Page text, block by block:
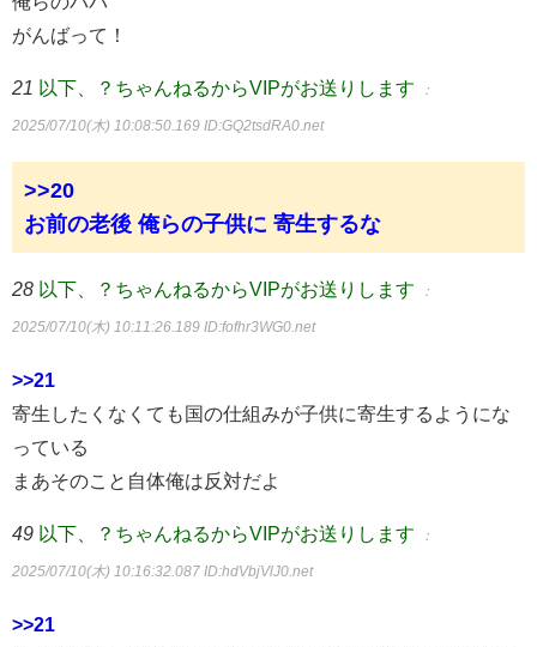
がんばって！
21 以下、？ちゃんねるからVIPがお送りします ：
2025/07/10(木) 10:08:50.169 ID:GQ2tsdRA0.net
>>20
お前の老後 俺らの子供に 寄生するな
28 以下、？ちゃんねるからVIPがお送りします ：
2025/07/10(木) 10:11:26.189 ID:fofhr3WG0.net
>>21
寄生したくなくても国の仕組みが子供に寄生するようにな
っている
まあそのこと自体俺は反対だよ
49 以下、？ちゃんねるからVIPがお送りします ：
2025/07/10(木) 10:16:32.087 ID:hdVbjVlJ0.net
>>21